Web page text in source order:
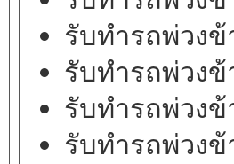
รับทำรถพ่วง
รับทำรถพ่วงข้
รับทำรถพ่วง
รับทำรถพ่วง